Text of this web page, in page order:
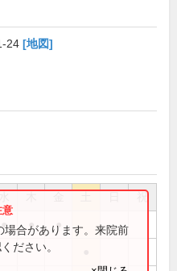
24 [地図]
祝
● ● ●
場合があります。来院前
ださい。